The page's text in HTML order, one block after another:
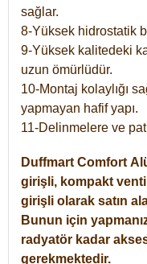
sağlar.
8-Yüksek hidrostatik
9-Yüksek kalitedeki
uzun ömürlüdür.
10-Montaj kolaylığı
yapmayan hafif yapı.
11-Delinmelere ve
Duffmart Comfort
girişli, kompakt
girişli olarak satın
Bunun için
radyatör kadar
gerekmektedir.